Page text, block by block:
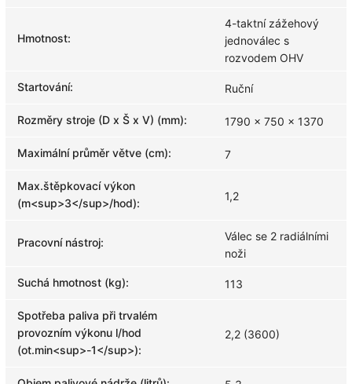
Hmotnost:
4-taktní zážehový
jednoválec s
rozvodem OHV
Startování: Ruční
Rozměry stroje (D x Š x V) (mm): 1790 x 750 x 1370
Maximální průměr větve (cm): 7
Max.štěpkovací výkon
(m<sup>3</sup>/hod):
1,2
Pracovní nástroj:
Válec se 2 radiálními
noži
Suchá hmotnost (kg): 113
Spotřeba paliva při trvalém
provozním výkonu l/hod
(ot.min<sup>-1</sup>):
2,2 (3600)